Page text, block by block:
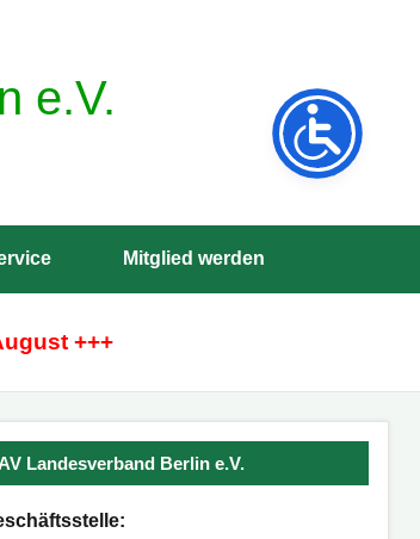
e.V.
Mitglied werden
+++
Landesverband Berlin e.V.